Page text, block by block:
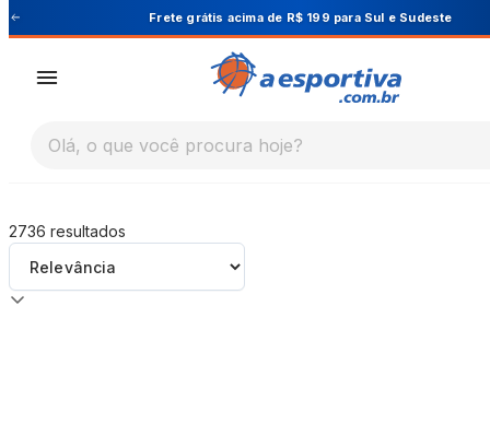
A Esportiva Frete grátis acima de R$ 199 para Sul e Sudeste
Olá, o que você procura hoje?
2736 resultados